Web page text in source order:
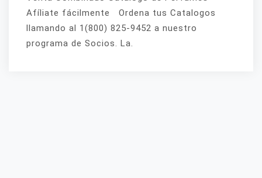
Afíliate fácilmente Ordena tus Catalogos
llamando al 1(800) 825-9452 a nuestro
programa de Socios. La.